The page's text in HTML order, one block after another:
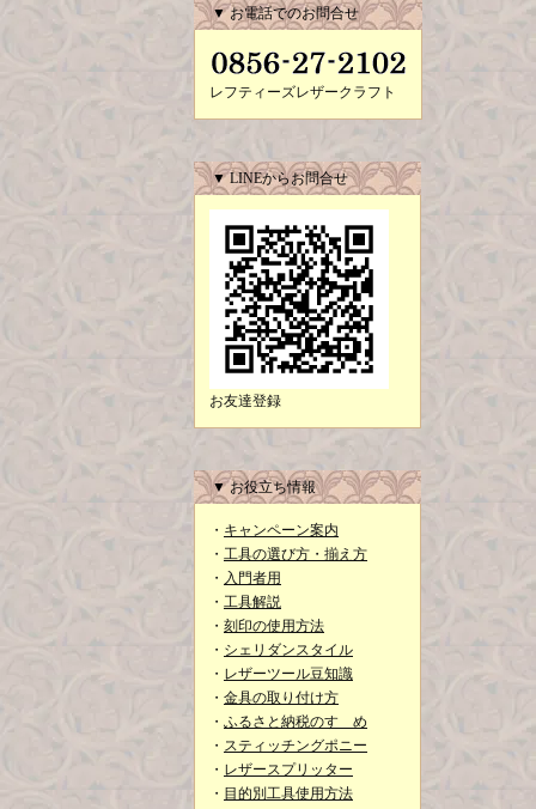
▼ お電話でのお問合せ
レフティーズレザークラフト
▼ LINEからお問合せ
お友達登録
▼ お役立ち情報
・ キャンペーン案内
・ 工具の選び方・揃え方
・ 入門者用
・ 工具解説
・ 刻印の使用方法
・ シェリダンスタイル
・ レザーツール豆知識
・ 金具の取り付け方
・ ふるさと納税のすゝめ
・ スティッチングポニー
・ レザースプリッター
・ 目的別工具使用方法